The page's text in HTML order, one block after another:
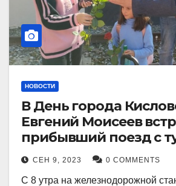
НОВОСТИ
В День города
Евгений Моисеев
прибывший поезд с
СЕН 9, 2023 0 COMMENTS
С 8 утра на железнодорожной